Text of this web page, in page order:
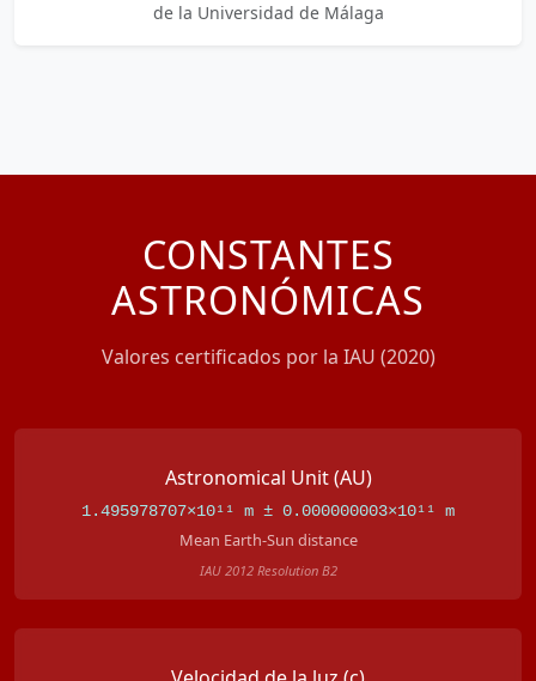
de la Universidad de Málaga
CONSTANTES
ASTRONÓMICAS
Valores certificados por la IAU (2020)
Astronomical Unit (AU)
1.495978707×10¹¹ m ± 0.000000003×10¹¹ m
Mean Earth-Sun distance
IAU 2012 Resolution B2